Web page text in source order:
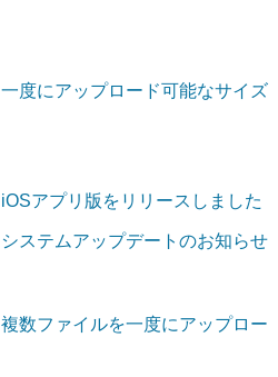
一度にアップロード可能なサイズ
iOSアプリ版をリリースしました
システムアップデートのお知らせ
複数ファイルを一度にアップロー